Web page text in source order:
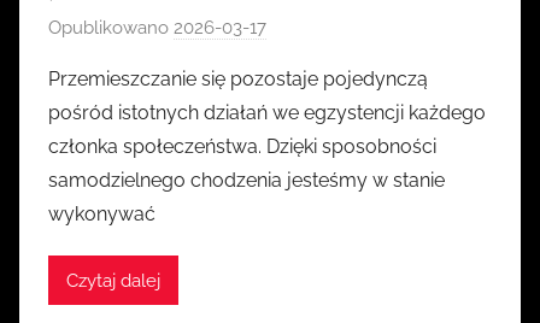
Opublikowano 2026-03-17
z
e
z
k
Przemieszczanie się pozostaje pojedynczą
pośród istotnych działań we egzystencji każdego
członka społeczeństwa. Dzięki sposobności
samodzielnego chodzenia jesteśmy w stanie
wykonywać
Czytaj dalej